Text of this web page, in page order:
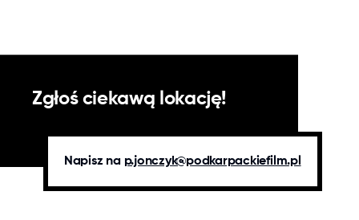
Zgłoś ciekawą lokację!
Napisz na p.jonczyk@podkarpackiefilm.pl